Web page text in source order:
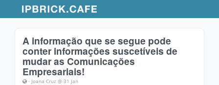
A informação que se segue pode
conter informações suscetíveis de
mudar as Comunicações
Empresariais!
· Joana Cruz @ 31 Jan